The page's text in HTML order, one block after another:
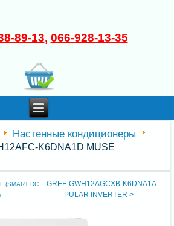
89-13, 066-928-13-35
Настенные кондиционеры
K6DNA1D MUSE
(SMART DC
GREE GWH12AGCXB-K6DNA1A
PULAR INVERTER >